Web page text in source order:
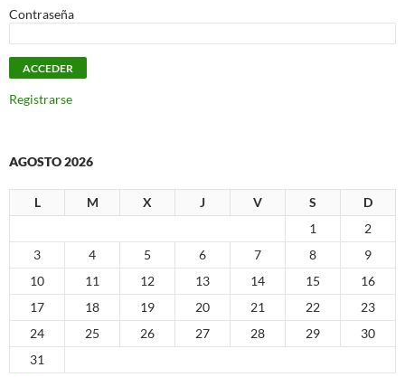
Contraseña
Registrarse
AGOSTO 2026
L M X J V S
D
1
2
3
4 5 6 7 8
9
10
11 12 13 14 15
16
17
18 19 20 21 22
23
24
25 26 27 28 29
30
31